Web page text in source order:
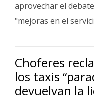
aprovechar el
"mejoras en el
Choferes
los taxis
devuelvan la